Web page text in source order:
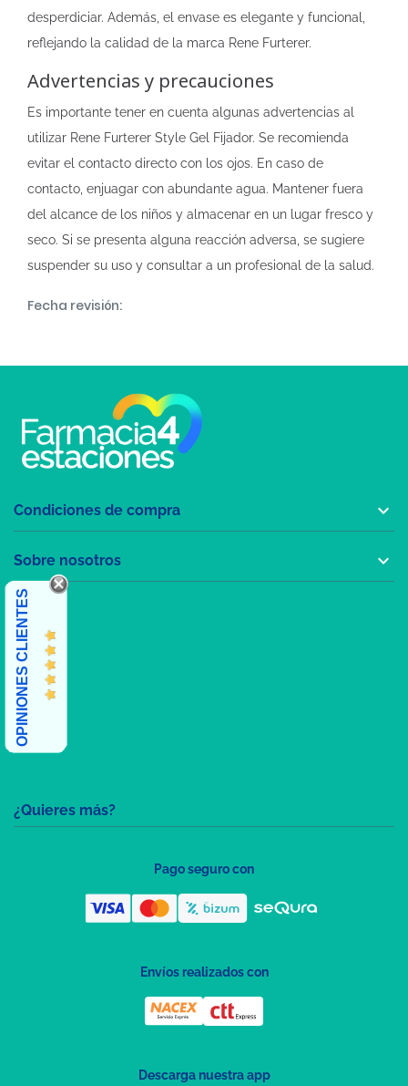
desperdiciar. Además, el envase es elegante y funcional,
reflejando la calidad de la marca Rene Furterer.
Advertencias y precauciones
Es importante tener en cuenta algunas advertencias al
utilizar Rene Furterer Style Gel Fijador. Se recomienda
evitar el contacto directo con los ojos. En caso de
contacto, enjuagar con abundante agua. Mantener fuera
del alcance de los niños y almacenar en un lugar fresco y
seco. Si se presenta alguna reacción adversa, se sugiere
suspender su uso y consultar a un profesional de la salud.
Fecha revisión:
¿Quieres más?
Condiciones de compra 
Sobre nosotros 
OPINIONES CLIENTES
Pago seguro con
Envíos realizados con
Descarga nuestra app